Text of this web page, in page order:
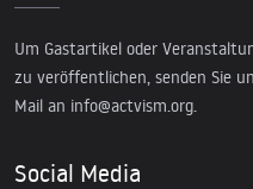
Um Gastartikel oder
zu veröffentlichen, senden Sie
Mail an info@actvism.org.
Social Media